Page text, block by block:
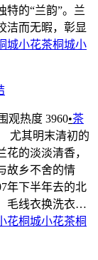
特的“兰韵”。兰
洁而无暇，彰显
城小花茶桐城小
围观热度 3960•茶
其明末清初的
的淡淡清香，
故乡不舍的情
下半年去的北
毛线衣换洗衣…
花桐城小花茶桐